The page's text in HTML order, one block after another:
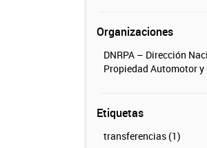
Organizaciones
DNRPA – Dirección
Propiedad Automotor
Etiquetas
transferencias (1)